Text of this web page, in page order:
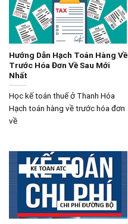
Hướng Dẫn Hạch Toán Hàng Về
Trước Hóa Đơn Về Sau Mới
Nhất
Học kế toán thuế ở Thanh Hóa
Hạch toán hàng về trước hóa đơn
về